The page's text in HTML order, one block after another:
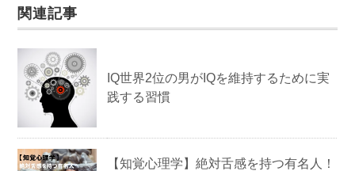
k
関連記事
IQ世界2位の男がIQを維持するために実
践する習慣
【知覚心理学】絶対舌感を持つ有名人！